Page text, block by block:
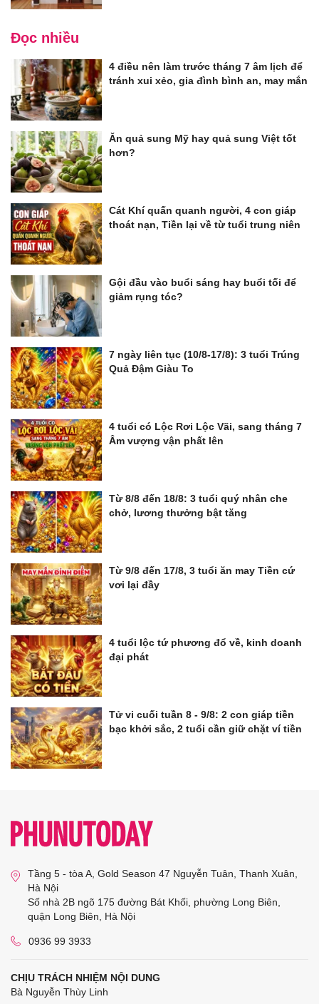
Đọc nhiều
4 điều nên làm trước tháng 7 âm lịch để
tránh xui xẻo, gia đình bình an, may mắn
Ăn quả sung Mỹ hay quả sung Việt tốt
hơn?
Cát Khí quấn quanh người, 4 con giáp
thoát nạn, Tiền lại về từ tuổi trung niên
Gội đầu vào buổi sáng hay buổi tối để
giảm rụng tóc?
7 ngày liên tục (10/8-17/8): 3 tuổi Trúng
Quả Đậm Giàu To
4 tuổi có Lộc Rơi Lộc Vãi, sang tháng 7
Âm vượng vận phất lên
Từ 8/8 đến 18/8: 3 tuổi quý nhân che
chở, lương thưởng bật tăng
Từ 9/8 đến 17/8, 3 tuổi ăn may Tiền cứ
vơi lại đầy
4 tuổi lộc tứ phương đổ về, kinh doanh
đại phát
Tử vi cuối tuần 8 - 9/8: 2 con giáp tiền
bạc khởi sắc, 2 tuổi cần giữ chặt ví tiền
Tầng 5 - tòa A, Gold Season 47 Nguyễn Tuân, Thanh Xuân,
Hà Nội
Số nhà 2B ngõ 175 đường Bát Khối, phường Long Biên,
quận Long Biên, Hà Nội
0936 99 3933
CHỊU TRÁCH NHIỆM NỘI DUNG
Bà Nguyễn Thùy Linh